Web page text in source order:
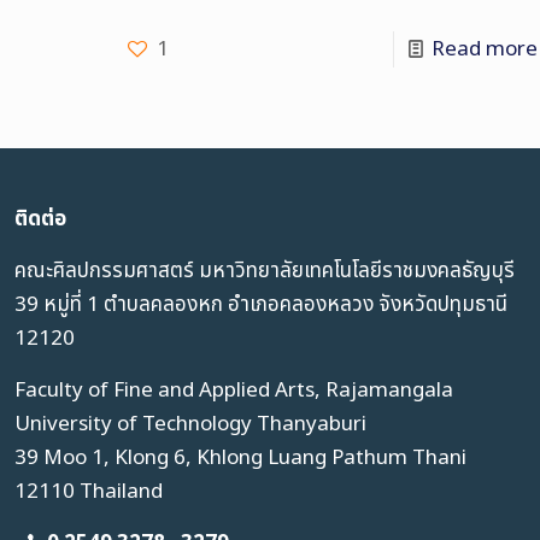
1 Read more
ติดต่อ
คณะศิลปกรรมศาสตร์ มหาวิทยาลัยเทคโนโลยีราชมงคลธัญบุรี
39 หมู่ที่ 1 ตำบลคลองหก อำเภอคลองหลวง จังหวัดปทุมธานี
12120
Faculty of Fine and Applied Arts, Rajamangala
University of Technology Thanyaburi
39 Moo 1, Klong 6, Khlong Luang Pathum Thani
12110 Thailand